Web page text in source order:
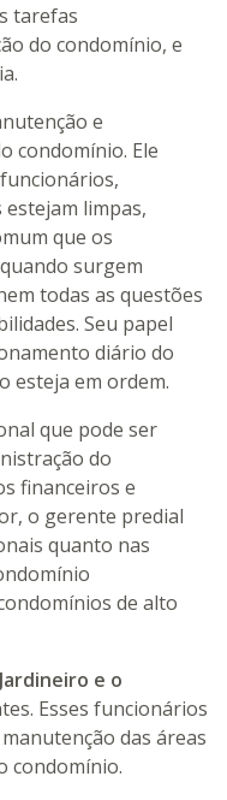
tarefas
do condomínio, e
e
condomínio. Ele
limpas,
que os
surgem
todas as questões
Seu papel
diário do
esteja em ordem.
que pode ser
do
financeiros e
o gerente predial
quanto nas
de alto
e o
Esses funcionários
das áreas
condomínio.